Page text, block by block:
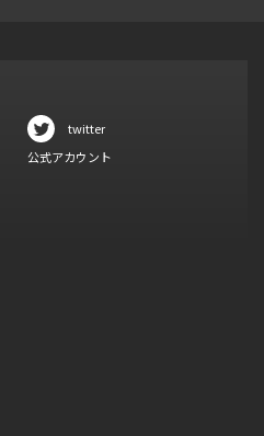
twitter
公式アカウント